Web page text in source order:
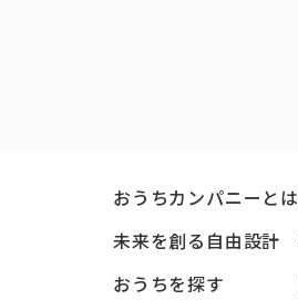
おうちカンパニーとは
未来を創る自由設計
おうちを探す